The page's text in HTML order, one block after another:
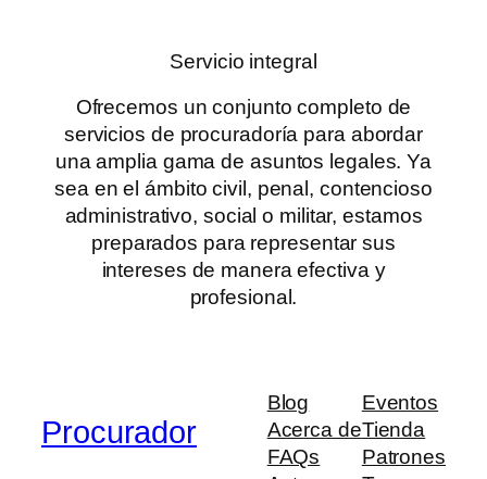
Servicio integral
Ofrecemos un conjunto completo de
servicios de procuradoría para abordar
una amplia gama de asuntos legales. Ya
sea en el ámbito civil, penal, contencioso
administrativo, social o militar, estamos
preparados para representar sus
intereses de manera efectiva y
profesional.
Procurador
Blog
Acerca de
FAQs
Eventos
Tienda
Patrones